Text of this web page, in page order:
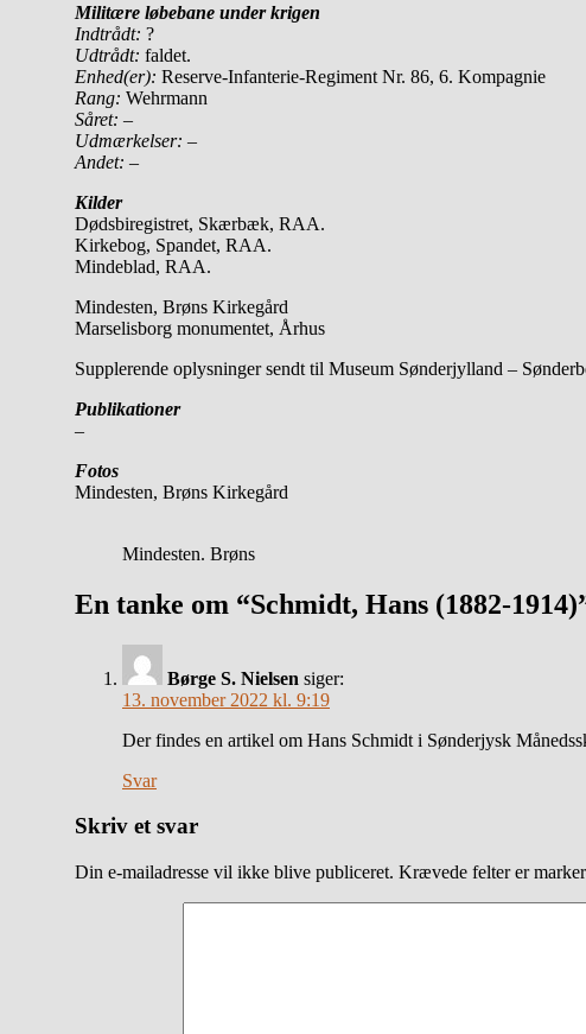
Militære løbebane under krigen
Indtrådt: ?
Udtrådt: faldet.
Enhed(er): Reserve-Infanterie-Regiment Nr. 86, 6. Kompagnie
Rang: Wehrmann
Såret: –
Udmærkelser: –
Andet: –
Kilder
Dødsbiregistret, Skærbæk, RAA.
Kirkebog, Spandet, RAA.
Mindeblad, RAA.
Mindesten, Brøns Kirkegård
Marselisborg monumentet, Århus
Supplerende oplysninger sendt til Museum Sønderjylland –
Publikationer
–
Fotos
Mindesten, Brøns Kirkegård
Mindesten. Brøns
En tanke om “Schmidt, Hans (1882-
Børge S. Nielsen siger:
13. november 2022 kl. 9:19
Der findes en artikel om Hans Schmidt i Sønderjysk
Svar
Skriv et svar
Din e-mailadresse vil ikke blive publiceret. Krævede felter er